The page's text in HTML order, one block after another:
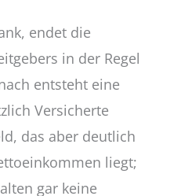
endet die
in der Regel
entsteht eine
Versicherte
das aber deutlich
liegt;
gar keine